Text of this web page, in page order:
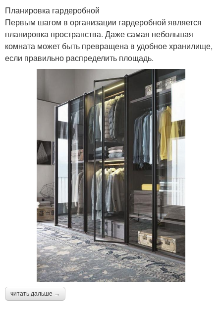
Планировка гардеробной
Первым шагом в организации гардеробной является
планировка пространства. Даже самая небольшая
комната может быть превращена в удобное хранилище,
если правильно распределить площадь.
читать дальше →